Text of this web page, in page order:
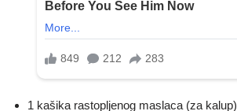
1 kašika rastopljenog maslaca (za kalup)